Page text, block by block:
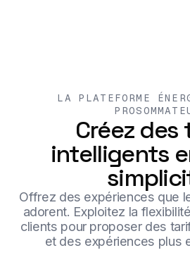
LA PLATEFORME
Créez des
intelligents
Offrez des expériences que
adorent. Exploitez la
clients pour proposer des
et des expériences plus